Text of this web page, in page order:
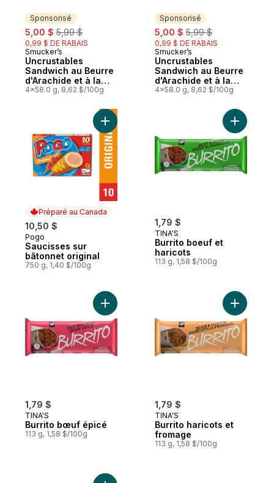
Sponsorisé
sale:
5,00 $ , formerly:
5,99 $
0,99 $ DE RABAIS
Sponsorisé
Smucker’s
Uncrustables
Sandwich au Beurre
d'Arachide et à la
Tartinade de Fraises
4x58.0 g, 8,62 $/100g
Sponsorisé
sale:
5,00 $ , formerly:
5,99 $
0,99 $ DE RABAIS
Sponsorisé
Smucker’s
Uncrustables
Sandwich au Beurre
d'Arachide et à la
Tartinade
Raisins 4 Sandwichs
4x58.0 g, 8,62 $/100g
Préparé au Canada
10,50 $
Préparé au Canada
Pogo
Saucisses sur
bâtonnet original
750 g, 1,40 $/100g
Ajouter Saucisses sur bâtonnet original
1,79 $
TINA'S
Burrito boeuf et
haricots
113 g, 1,58 $/100g
Ajouter
1,79 $
TINA'S
Burrito bœuf épicé
113 g, 1,58 $/100g
Ajouter Burrito bœuf épicé au panier
1,79 $
TINA'S
Burrito haricots et
fromage
113 g, 1,58 $/100g
Ajouter